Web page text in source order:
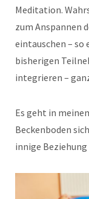
Meditation.
zum Anspannen
eintauschen – so
bisherigen
integrieren –
Es geht in
Beckenboden
innige